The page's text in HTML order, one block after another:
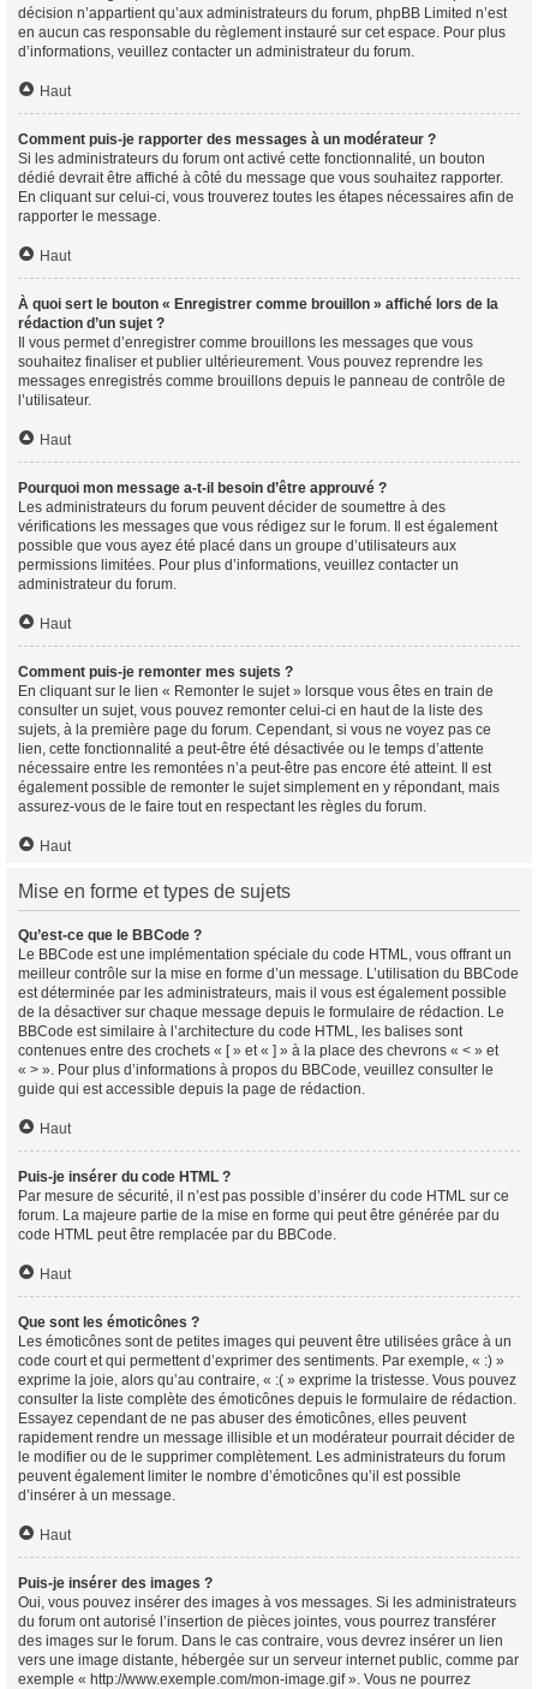
décision n’appartient qu’aux administrateurs du forum, phpBB Limited n’est
en aucun cas responsable du règlement instauré sur cet espace. Pour plus
d’informations, veuillez contacter un administrateur du forum.
Haut
Comment puis-je rapporter des messages à un modérateur ?
Si les administrateurs du forum ont activé cette fonctionnalité, un bouton
dédié devrait être affiché à côté du message que vous souhaitez rapporter.
En cliquant sur celui-ci, vous trouverez toutes les étapes nécessaires afin de
rapporter le message.
Haut
À quoi sert le bouton « Enregistrer comme brouillon » affiché lors de la
rédaction d’un sujet ?
Il vous permet d’enregistrer comme brouillons les messages que vous
souhaitez finaliser et publier ultérieurement. Vous pouvez reprendre les
messages enregistrés comme brouillons depuis le panneau de contrôle de
l’utilisateur.
Haut
Pourquoi mon message a-t-il besoin d’être approuvé ?
Les administrateurs du forum peuvent décider de soumettre à des
vérifications les messages que vous rédigez sur le forum. Il est également
possible que vous ayez été placé dans un groupe d’utilisateurs aux
permissions limitées. Pour plus d’informations, veuillez contacter un
administrateur du forum.
Haut
Comment puis-je remonter mes sujets ?
En cliquant sur le lien « Remonter le sujet » lorsque vous êtes en train de
consulter un sujet, vous pouvez remonter celui-ci en haut de la liste des
sujets, à la première page du forum. Cependant, si vous ne voyez pas ce
lien, cette fonctionnalité a peut-être été désactivée ou le temps d’attente
nécessaire entre les remontées n’a peut-être pas encore été atteint. Il est
également possible de remonter le sujet simplement en y répondant, mais
assurez-vous de le faire tout en respectant les règles du forum.
Haut
Mise en forme et types de sujets
Qu’est-ce que le BBCode ?
Le BBCode est une implémentation spéciale du code HTML, vous offrant un
meilleur contrôle sur la mise en forme d’un message. L’utilisation du BBCode
est déterminée par les administrateurs, mais il vous est également possible
de la désactiver sur chaque message depuis le formulaire de rédaction. Le
BBCode est similaire à l’architecture du code HTML, les balises sont
contenues entre des crochets « [ » et « ] » à la place des chevrons « < » et
« > ». Pour plus d’informations à propos du BBCode, veuillez consulter le
guide qui est accessible depuis la page de rédaction.
Haut
Puis-je insérer du code HTML ?
Par mesure de sécurité, il n’est pas possible d’insérer du code HTML sur ce
forum. La majeure partie de la mise en forme qui peut être générée par du
code HTML peut être remplacée par du BBCode.
Haut
Que sont les émoticônes ?
Les émoticônes sont de petites images qui peuvent être utilisées grâce à un
code court et qui permettent d’exprimer des sentiments. Par exemple, « :) »
exprime la joie, alors qu’au contraire, « :( » exprime la tristesse. Vous pouvez
consulter la liste complète des émoticônes depuis le formulaire de rédaction.
Essayez cependant de ne pas abuser des émoticônes, elles peuvent
rapidement rendre un message illisible et un modérateur pourrait décider de
le modifier ou de le supprimer complètement. Les administrateurs du forum
peuvent également limiter le nombre d’émoticônes qu’il est possible
d’insérer à un message.
Haut
Puis-je insérer des images ?
Oui, vous pouvez insérer des images à vos messages. Si les administrateurs
du forum ont autorisé l’insertion de pièces jointes, vous pourrez transférer
des images sur le forum. Dans le cas contraire, vous devrez insérer un lien
vers une image distante, hébergée sur un serveur internet public, comme par
exemple « http://www.exemple.com/mon-image.gif ». Vous ne pourrez